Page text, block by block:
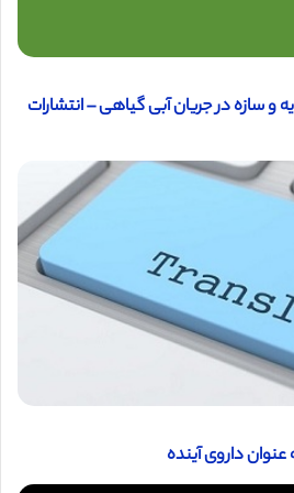
و سازه در جریان آبی گیاهی – انتشارات
داروی آینده